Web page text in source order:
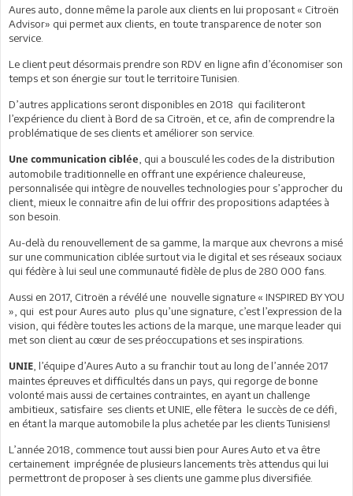
Aures auto, donne même la parole aux clients en lui proposant « Citroën
Advisor» qui permet aux clients, en toute transparence de noter son
service.
Le client peut désormais prendre son RDV en ligne afin d’économiser son
temps et son énergie sur tout le territoire Tunisien.
D’autres applications seront disponibles en 2018 qui faciliteront
l’expérience du client à Bord de sa Citroën, et ce, afin de comprendre la
problématique de ses clients et améliorer son service.
Une communication ciblée , qui a bousculé les codes de la distribution
automobile traditionnelle en offrant une expérience chaleureuse,
personnalisée qui intègre de nouvelles technologies pour s’approcher du
client, mieux le connaitre afin de lui offrir des propositions adaptées à
son besoin.
Au-delà du renouvellement de sa gamme, la marque aux chevrons a misé
sur une communication ciblée surtout via le digital et ses réseaux sociaux
qui fédère à lui seul une communauté fidèle de plus de 280 000 fans.
Aussi en 2017, Citroën a révélé une nouvelle signature « INSPIRED BY YOU
», qui est pour Aures auto plus qu’une signature, c’est l’expression de la
vision, qui fédère toutes les actions de la marque, une marque leader qui
met son client au cœur de ses préoccupations et ses inspirations.
UNIE , l’équipe d’Aures Auto a su franchir tout au long de l’année 2017
maintes épreuves et difficultés dans un pays, qui regorge de bonne
volonté mais aussi de certaines contraintes, en ayant un challenge
ambitieux, satisfaire ses clients et UNIE, elle fêtera le succès de ce défi,
en étant la marque automobile la plus achetée par les clients Tunisiens!
L’année 2018, commence tout aussi bien pour Aures Auto et va être
certainement imprégnée de plusieurs lancements très attendus qui lui
permettront de proposer à ses clients une gamme plus diversifiée.